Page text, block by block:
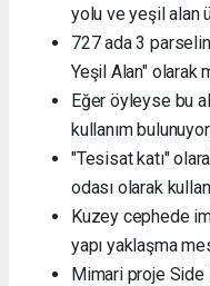
yolu ve yeşil alan
727 ada 3
Yeşil Alan" olarak
Eğer öyleyse bu
kullanım
"Tesisat katı"
odası olarak
Kuzey cephede
yapı yaklaşma
Mimari proje Side